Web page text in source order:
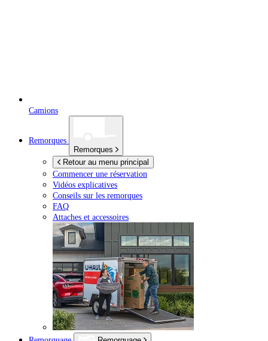
Camions
Remorques
Remorques
Retour au menu principal
Commencer une réservation
Vidéos explicatives
Conseils sur les remorques
FAQ
Attaches et accessoires